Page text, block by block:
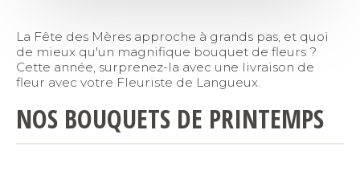
La Fête des Mères approche à grands pas, et quoi
de mieux qu'un magnifique bouquet de fleurs ?
Cette année, surprenez-la avec une livraison de
fleur avec votre Fleuriste de Langueux.
NOS BOUQUETS DE PRINTEMPS